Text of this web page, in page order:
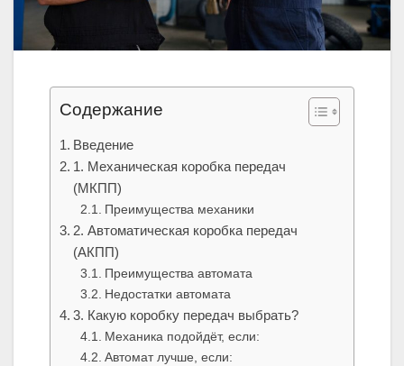
Содержание
Введение
1. Механическая коробка передач
(МКПП)
Преимущества механики
2. Автоматическая коробка передач
(АКПП)
Преимущества автомата
Недостатки автомата
3. Какую коробку передач выбрать?
Механика подойдёт, если:
Автомат лучше, если: